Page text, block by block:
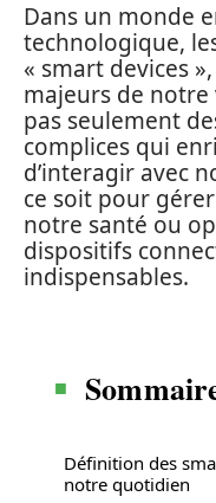
Dans un monde
technologique,
« smart devices
majeurs de
pas seulement
complices qui
d’interagir avec
ce soit pour
notre santé ou
dispositifs
indispensables.
Définition des
notre quotidien